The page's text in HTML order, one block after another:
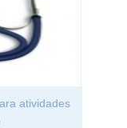
atividades